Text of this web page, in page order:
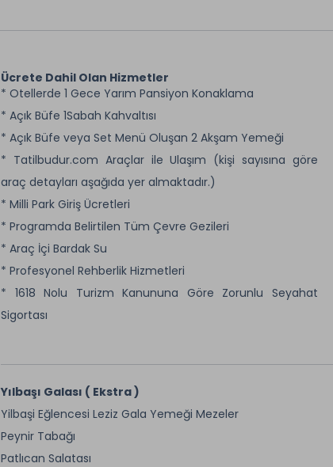
Ücrete Dahil Olan Hizmetler
* Otellerde 1 Gece Yarım Pansiyon Konaklama
* Açık Büfe 1Sabah Kahvaltısı
* Açık Büfe veya Set Menü Oluşan 2 Akşam Yemeği
* Tatilbudur.com Araçlar ile Ulaşım (kişi sayısına göre
araç detayları aşağıda yer almaktadır.)
* Milli Park Giriş Ücretleri
* Programda Belirtilen Tüm Çevre Gezileri
* Araç İçi Bardak Su
* Profesyonel Rehberlik Hizmetleri
* 1618 Nolu Turizm Kanununa Göre Zorunlu Seyahat
Sigortası
Yılbaşı Galası ( Ekstra )
Yilbaşi Eğlencesi Leziz Gala Yemeği Mezeler
Peynir Tabağı
Patlıcan Salatası